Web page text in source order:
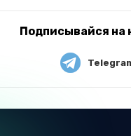
Подписывайся на